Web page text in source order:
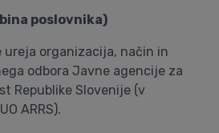
poslovnika)
ureja organizacija, način in
odbora Javne agencije za
Republike Slovenije (v
ARRS).